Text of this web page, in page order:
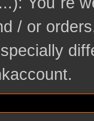
/ or